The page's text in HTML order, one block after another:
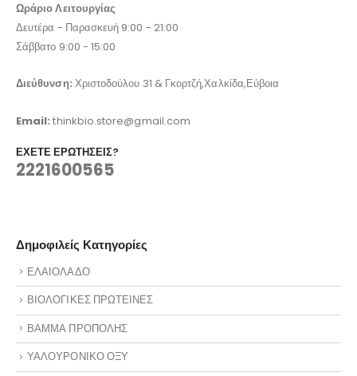
Ωράριο Λειτουργίας
Δευτέρα - Παρασκευή 9:00 - 21:00
Σάββατο 9:00 - 15:00
Διεύθυνση: Χριστοδούλου 31 & Γκορτζή,Χαλκίδα,Εύβοια
Email:thinkbio.store@gmail.com
ΈΧΕΤΕ ΕΡΩΤΉΣΕΙΣ?
2221600565
Δημοφιλείς Κατηγορίες
ΕΛΑΙΟΛΑΔΟ
ΒΙΟΛΟΓΙΚΕΣ ΠΡΩΤΕΙΝΕΣ
ΒΑΜΜΑ ΠΡΟΠΟΛΗΣ
ΥΑΛΟΥΡΟΝΙΚΟ ΟΞΥ